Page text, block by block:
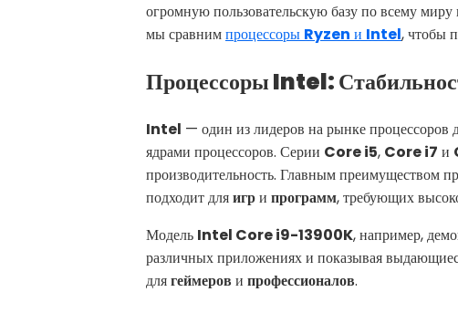
огромную пользовательскую базу по всему миру
мы сравнимпроцессоры Ryzen и Intel, чтобы
Процессоры Intel:
Intel — один из лидеров на рынке
ядрами процессоров. Серии Core i5, Core i7 и
производительность. Главным преимуществом
подходит дляигри программ, требующих
Модель Intel Core i9-13900K, например,
различных приложениях и показывая
длягеймеров и профессионалов.